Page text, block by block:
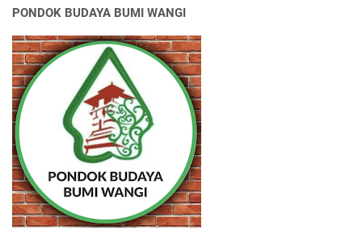
PONDOK BUDAYA BUMI WANGI